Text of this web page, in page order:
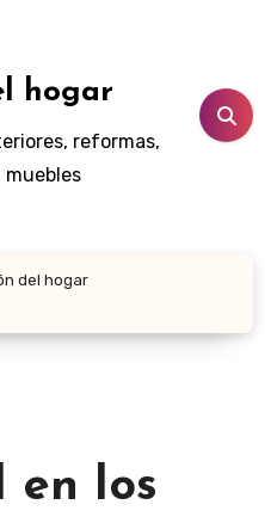
hogar
reformas,
muebles
del hogar
en los